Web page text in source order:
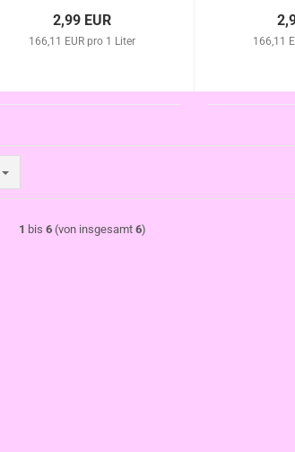
T1813 T1803 kompatibel
2,99 EUR
166,11 EUR pro 1 Liter 166,11
1 bis 6 (von insgesamt 6)